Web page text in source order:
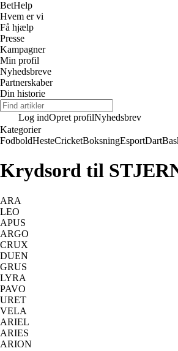
BetHelp
Hvem er vi
Få hjælp
Presse
Kampagner
Min profil
Nyhedsbreve
Partnerskaber
Din historie
Log indOpret profilNyhedsbrev
Kategorier
FodboldHesteCricketBoksningEsportDart
Krydsord til
ARA
LEO
APUS
ARGO
CRUX
DUEN
GRUS
LYRA
PAVO
URET
VELA
ARIEL
ARIES
ARION